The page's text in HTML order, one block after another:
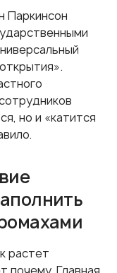
Паркинсон
но и «катится
растет